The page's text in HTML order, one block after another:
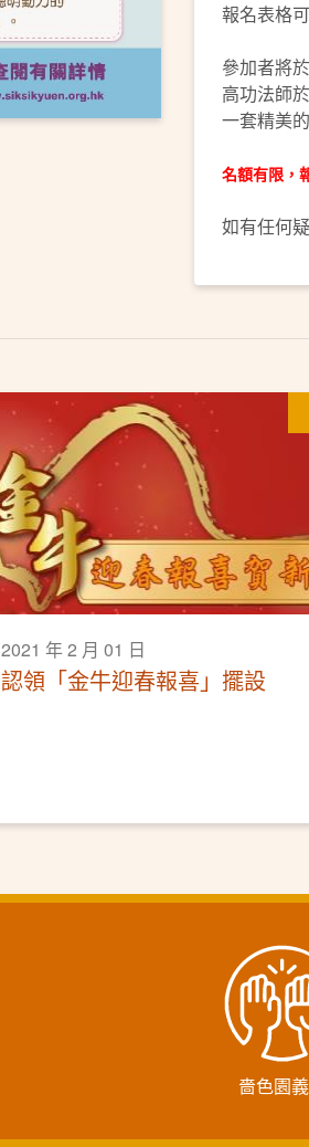
報名表格
參加者將
高功法師
一套精美
名額有限，
如有任何
2021 年 2 月 01 日
認領「金牛迎春報喜」擺設
嗇色園